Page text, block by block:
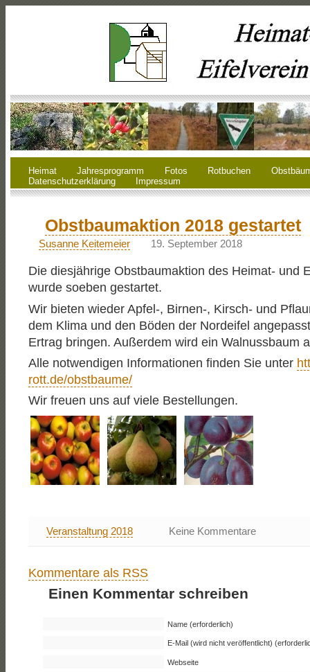
Heimat Jahresprogramm Fotos Rotbuchen
Datenschutzerklärung
Impressum
Obstbaumaktion 2018 gestartet
Susanne Keitemeier 19. September 2018
Die diesjährige Obstbaumaktion des Heimat- und
wurde soeben gestartet.
Wir bieten wieder Apfel-, Birnen-, Kirsch- und
dem Klima und den Böden der Nordeifel
Ertrag bringen. Außerdem wird ein Walnussbaum
Alle notwendigen Informationen finden Sie unter
rott.de/obstbaume/
Wir freuen uns auf viele Bestellungen.
Veranstaltung 2018 Keine Kommentare
Kommentare als RSS
Einen Kommentar schreiben
Name (erforderlich)
E-Mail (wird nicht veröffentlicht)
Webseite